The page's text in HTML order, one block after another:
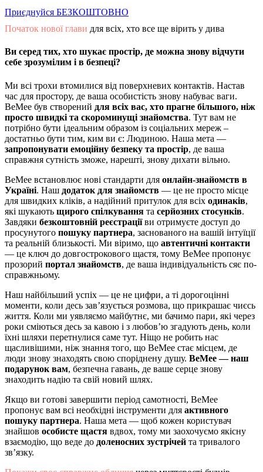
Приєднуйся БЕЗКОШТОВНО
Початок нової глави для всіх, хто все ще вірить у дива
Ви серед тих, хто шукає простір, де можна знову відчути
себе зрозумілим і в безпеці?
Ми всі трохи втомилися від поверхневих контактів. Настав
час для простору, де ваша особистість знову набуває ваги.
BeMee був створений для всіх вас, хто прагне більшого, ніж
просто швидкі та скороминущі знайомства. Тут вам не
потрібно бути ідеальним образом із соціальних мереж –
достатньо бути тим, ким ви є: Людиною. Наша мета —
запропонувати емоційну безпеку та простір, де ваша
справжня сутність зможе, нарешті, знову дихати вільно.
BeMee встановлює нові стандарти для онлайн-знайомств в
Україні. Наш додаток для знайомств — це не просто місце
для швидких кліків, а надійний притулок для всіх одинаків,
які шукають щирого спілкування та серйозних стосунків.
Завдяки безкоштовній реєстраціїви отримуєте доступ до
просунутого пошуку партнера, заснованого на вашій інтуїції
та реальній близькості. Ми віримо, що автентичні контакти
— це ключ до довгострокового щастя, тому BeMee пропонує
прозорий портал знайомств, де ваша індивідуальність сяє по-
справжньому.
Наш найбільший успіх — це не цифри, а ті дорогоцінні
моменти, коли десь зав’язується розмова, що прикрашає чиєсь
життя. Коли ми уявляємо майбутнє, ми бачимо пари, які через
роки сміються десь за кавою і з любов’ю згадують день, коли
їхні шляхи перетнулися саме тут. Ніщо не робить нас
щасливішими, ніж знання того, що BeMee стає місцем, де
люди знову знаходять свою споріднену душу. BeMee — наш
подарунок вам, безпечна гавань, де ваше серце знову
знаходить надію та свій новий шлях.
Якщо ви готові завершити період самотності, BeMee
пропонує вам всі необхідні інструменти для активного
пошуку партнера. Наша мета — щоб кожен користувач
знайшов особисте щастя вдвох, тому ми заохочуємо якісну
взаємодію, що веде до доленосних зустрічей та тривалого
зв’язку.